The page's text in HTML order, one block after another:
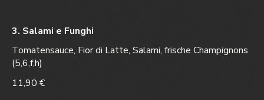
3. Salami e Funghi
Tomatensauce, Fior di Latte, Salami, frische Champignons
(5,6,f,h)
11,90 €